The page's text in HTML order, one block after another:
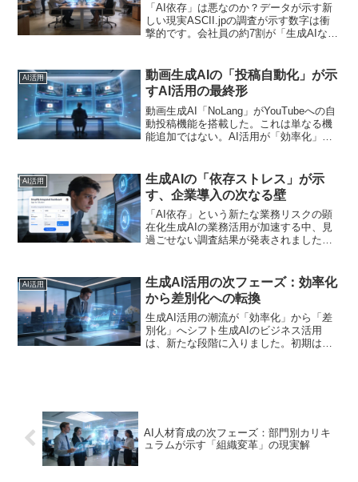
「AI依存」は悪なのか？データが示す新
しい現実ASCII.jpの調査が示す数字は衝
撃的です。会社員の約7割が「生成AIなし
ジェントが成果を生む」と確信していま
す。こ...
AI活用
動画生成AIの「投稿自動化」が示
すAI活用の最終形
動画生成AI「NoLang」がYouTubeへの自
動投稿機能を搭載した。これは単なる機
能追加ではない。AI活用が「効率化」の
グナルだ。経営者やCTOは、この動向か
ら何を...
AI活用
生成AIの「依存ストレス」が示
す、企業導入の次なる壁
「AI依存」という新たな業務リスクの顕
在化生成AIの業務活用が加速する中、見
過ごせない調査結果が発表されました。
人がAIに「依存している」と感じている
ことが判明しま...
AI活用
生成AI活用の次フェーズ：効率化
から差別化への転換
生成AI活用の潮流が「効率化」から「差
別化」へシフト生成AIのビジネス活用
は、新たな段階に入りました。初期は文
AI人材育成の次フェーズ：部門別カリキ
ュラムが示す「組織変革」の現実解